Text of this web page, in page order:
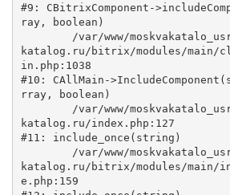
#9: CBitrixComponent-
ray, boolean)
katalog.ru/bitrix/modules/main/
in.php:1038
#10: CAllMain-
rray, boolean)
katalog.ru/index.php:127
#11: include_once(string)
katalog.ru/bitrix/modules/main/
e.php:159